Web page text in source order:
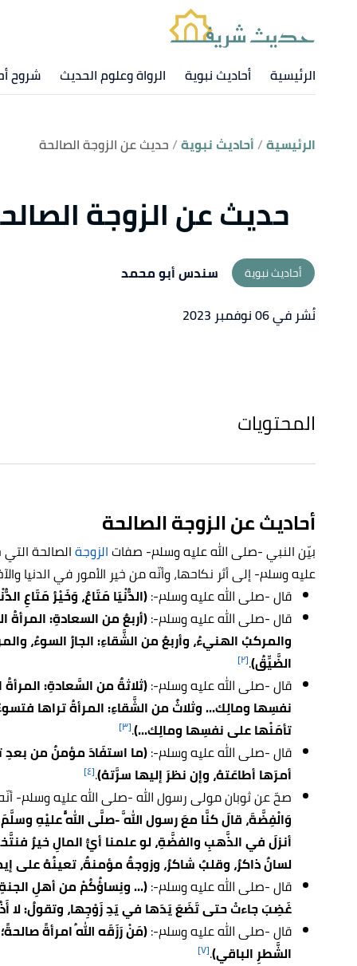
الرئيسية أحاديث نبوية الرواة وعلوم الحديث شروح
الرئيسية أحاديث نبوية حديث عن الزوجة الصالحة
حديث عن الزوجة
أحاديث نبوية
سندس أبو محمد
نُشر في 06 نوفمبر 2023
المحتويات
أحاديث عن الزوجة الصالحة
بيّن النبي -صلى الله عليه وسلم- صفاتالزوجةالصالحة
عليه وسلم- إلى أثر نكاحها، وأنّه من خير الأمور في الدنيا
قال -صلى الله عليه وسلم-:(الدُّنْيَا مَتَاعٌ، وَخَيْرُ مَتَاعِ
قال -صلى الله عليه وسلم-:(أربعٌ من السعادةِ: المرأةُ
والمركبُ الهنيءُ، وأربعٌ من الشَّقاءِ: الجارُ السوءُ،
الضَّيِّقُ).[٢]
قال -صلى الله عليه وسلم-:(ثلاثةٌ من السَّعادةِ:
نفسِها ومالِك... وثلاثٌ من الشَّقاءِ: المرأةُ تراها
تأمَنْها على نفسِها ومالِك...).[٣]
قال -صلى الله عليه وسلم-:(ما استفَادَ مؤمنٌ من بعدِ
أمرَها أطاعَتهُ، وإن نظرَ إليها سرَّتهُ).[٤]
صحّ عن ثوبان مولى رسول الله -صلى الله عليه وسلم-
وَالْفِضَّةَ، قالَ كنَّا معَ رسول اللَّه -صلَّى اللَّهُ عليْهِ
أنزلَ في الذَّهبِ والفضَّةِ، لو علمنا أيُّ المالِ خيرٌ
لسانٌ ذاكرٌ، وقلبٌ شاكرٌ، وزوجةٌ مؤمنةٌ، تعينُهُ على
قال -صلى الله عليه وسلم-:(... ونِساؤُكُمْ من أهلِ الجنةِ:
غَضِبَ جاءتْ حتى تَضَعَ يَدَها في يَدِ زَوْجِها، وتقولُ:
قال -صلى الله عليه وسلم-:(مَنْ رَزَقَه اللهُ امرأةً
الشَّطرِ الباقي).[٧]